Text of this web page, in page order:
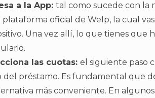
a la App: tal como sucede con la
plataforma oficial de Welp, la cual
Una vez allí, lo que tienes que
las cuotas: el siguiente paso
del préstamo. Es fundamental que
más conveniente. En